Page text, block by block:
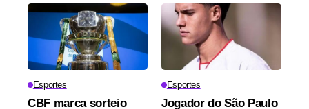
Esportes
CBF marca sorteio
Esportes
Jogador do São Paulo